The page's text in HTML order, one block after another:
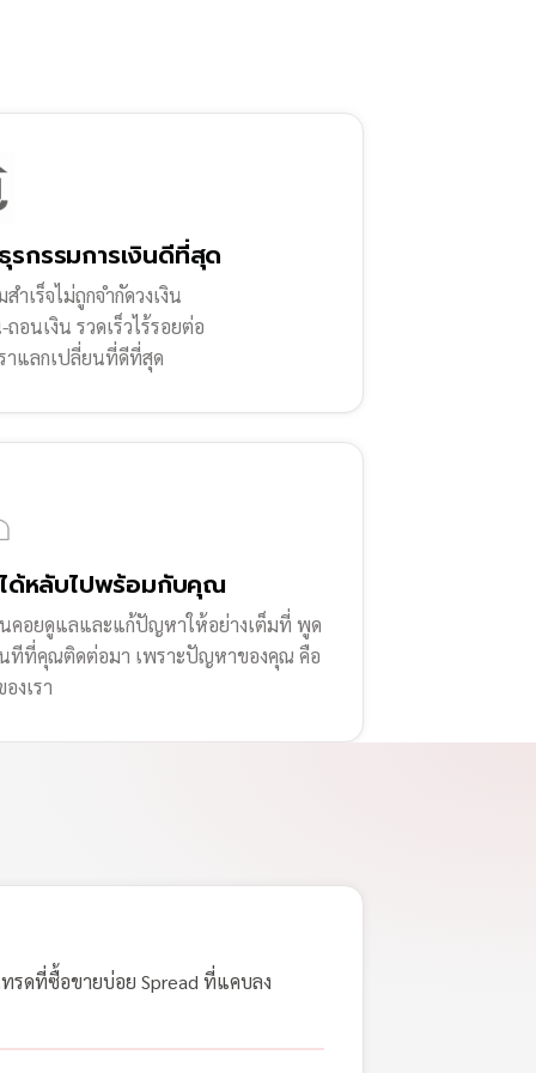
กรรมการเงินดีที่สุด
ำเร็จไม่ถูกจำกัดวงเงิน
ถอนเงิน รวดเร็วไร้รอยต่อ
าแลกเปลี่ยนที่ดีที่สุด
ได้หลับไปพร้อมกับคุณ
คอยดูแลและแก้ปัญหาให้อย่างเต็มที่ พูด
ทีที่คุณติดต่อมา เพราะปัญหาของคุณ คือ
งเรา
รดที่ซื้อขายบ่อย Spread ที่แคบลง